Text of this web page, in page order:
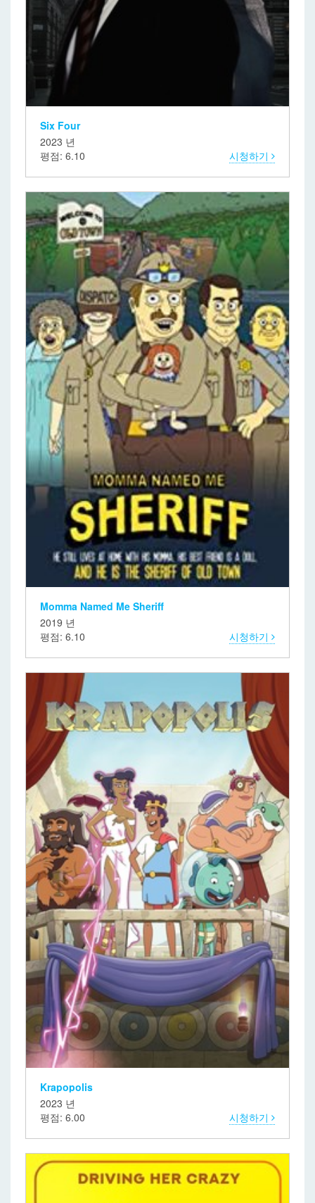
Six Four
2023 년
평점: 6.10
시청하기
Momma Named Me Sheriff
2019 년
평점: 6.10
시청하기
Krapopolis
2023 년
평점: 6.00
시청하기